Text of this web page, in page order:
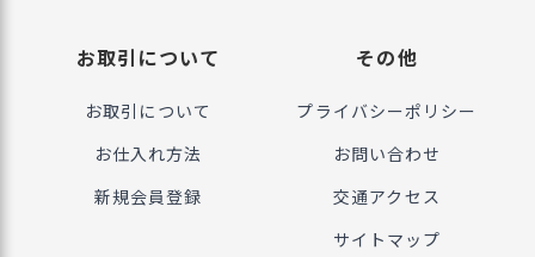
お取引について
お取引について
お仕入れ方法
新規会員登録
その他
プライバシーポリシー
お問い合わせ
交通アクセス
サイトマップ